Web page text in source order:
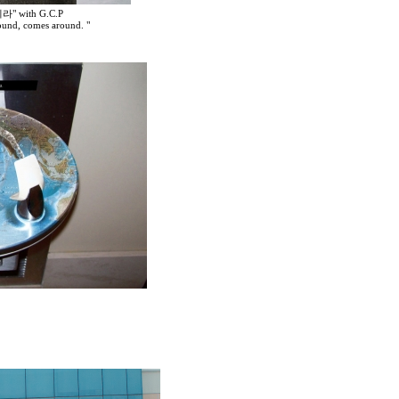
" with G.C.P
comes around. "